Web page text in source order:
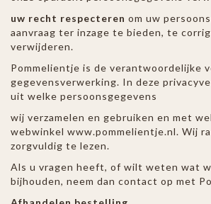
uw recht respecteren om uw
aanvraag ter inzage te bieden, te
verwijderen.
Pommelientje is de verantwoordelijke
gegevensverwerking. In deze
uit welke persoonsgegevens
wij verzamelen en gebruiken en met
webwinkel www.pommelientje.nl. Wij
zorgvuldig te lezen.
Als u vragen heeft, of wilt weten wat
bijhouden, neem dan contact op met